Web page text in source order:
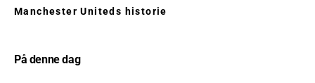
Manchester Uniteds historie
På denne dag